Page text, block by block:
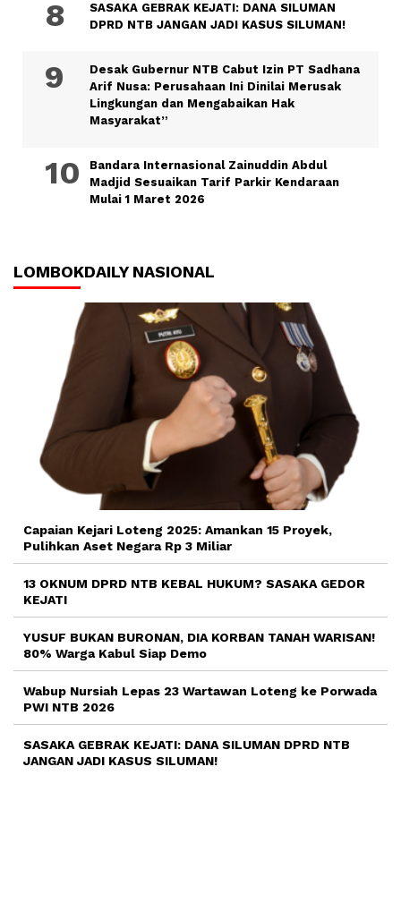
SASAKA GEBRAK KEJATI: DANA SILUMAN
DPRD NTB JANGAN JADI KASUS SILUMAN!
Desak Gubernur NTB Cabut Izin PT Sadhana
Arif Nusa: Perusahaan Ini Dinilai Merusak
Lingkungan dan Mengabaikan Hak
Masyarakat”
Bandara Internasional Zainuddin Abdul
Madjid Sesuaikan Tarif Parkir Kendaraan
Mulai 1 Maret 2026
LOMBOKDAILY NASIONAL
Capaian Kejari Loteng 2025: Amankan 15 Proyek,
Pulihkan Aset Negara Rp 3 Miliar
13 OKNUM DPRD NTB KEBAL HUKUM? SASAKA GEDOR
KEJATI
YUSUF BUKAN BURONAN, DIA KORBAN TANAH WARISAN!
80% Warga Kabul Siap Demo
Wabup Nursiah Lepas 23 Wartawan Loteng ke Porwada
PWI NTB 2026
SASAKA GEBRAK KEJATI: DANA SILUMAN DPRD NTB
JANGAN JADI KASUS SILUMAN!